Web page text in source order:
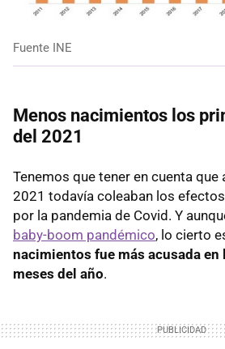
Fuente INE
Menos nacimientos los
del 2021
Tenemos que tener en cuenta que
2021 todavía coleaban los
por la pandemia de Covid. Y
baby-boom pandémico, lo cierto
nacimientos fue más acusada
meses del año.